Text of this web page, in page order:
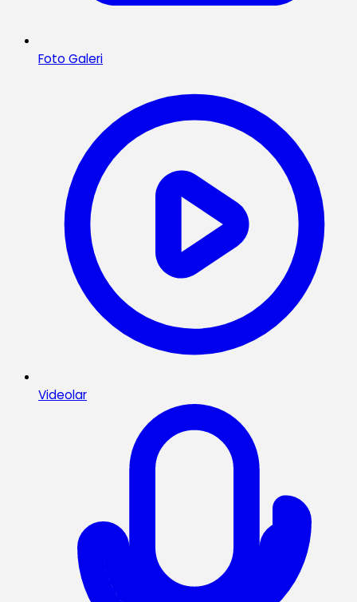
Foto Galeri
Videolar